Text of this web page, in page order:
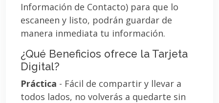
Información de Contacto) para que lo
escaneen y listo, podrán guardar de
manera inmediata tu información.
¿Qué Beneficios ofrece la Tarjeta
Digital?
Práctica - Fácil de compartir y llevar a
todos lados, no volverás a quedarte sin